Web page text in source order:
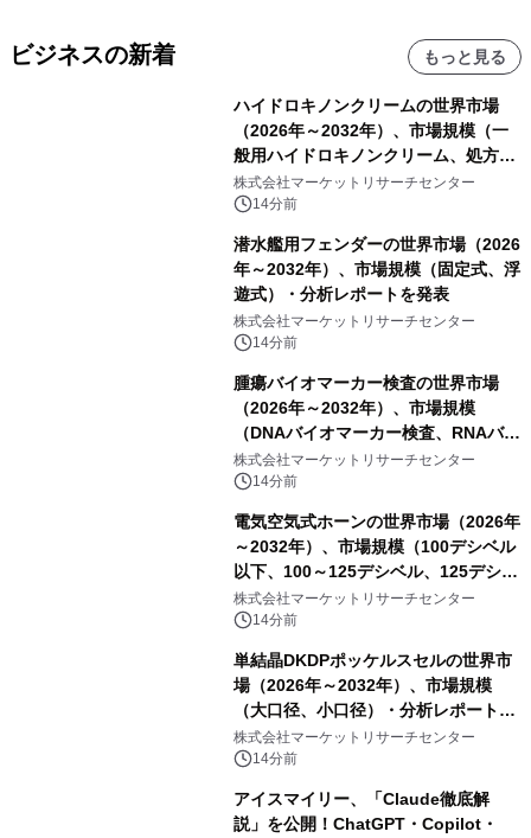
ビジネスの新着 もっと見る
ハイドロキノンクリームの世界市場
（2026年～2032年）、市場規模（一
般用ハイドロキノンクリーム、処方用
ハイドロキノンクリーム）・分析レポ
ートを発表
株式会社マーケットリサーチセンター
14分前
潜水艦用フェンダーの世界市場（2026
年～2032年）、市場規模（固定式、浮
遊式）・分析レポートを発表
株式会社マーケットリサーチセンター
14分前
腫瘍バイオマーカー検査の世界市場
（2026年～2032年）、市場規模
（DNAバイオマーカー検査、RNAバイ
オマーカー検査、タンパク質バイオマ
ーカー検査、細胞ベースのバイオマー
査）・分析レポートを発表
株式会社マーケットリサーチセンター
14分前
電気空気式ホーンの世界市場（2026年
～2032年）、市場規模（100デシベル
以下、100～125デシベル、125デシベ
ル以上）・分析レポートを発表
株式会社マーケットリサーチセンター
14分前
単結晶DKDPポッケルスセルの世界市
場（2026年～2032年）、市場規模
（大口径、小口径）・分析レポートを
発表
株式会社マーケットリサーチセンター
14分前
アイスマイリー、「Claude徹底解
説」を公開！ChatGPT・Copilot・